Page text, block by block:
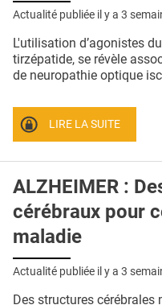
QUI SOMMES-NOUS ?
CONDITIONS GÉNÉRALES
CRÉDITS
Actualité publiée il y a 3
L'utilisation d’agonistes
tirzépatide, se révèle
de neuropathie optique
LIRE LA SUITE
ALZHEIMER :
cérébraux pour
maladie
Actualité publiée il y a 3
Des structures